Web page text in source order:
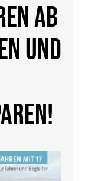
ab
und